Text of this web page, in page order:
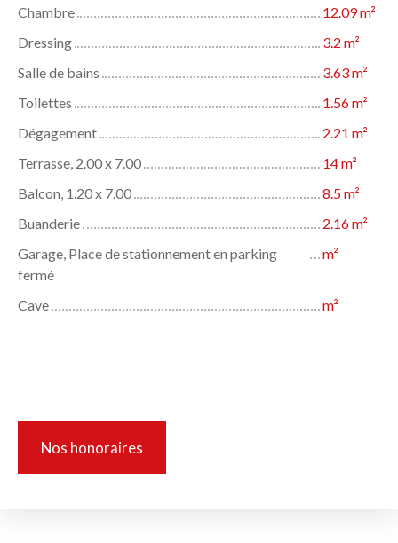
Chambre
12.09 m²
Dressing
3.2 m²
Salle de bains
3.63 m²
Toilettes
1.56 m²
Dégagement
2.21 m²
Terrasse, 2.00 x 7.00
14 m²
Balcon, 1.20 x 7.00
8.5 m²
Buanderie
2.16 m²
Garage, Place de stationnement en parking
fermé
m²
Cave m²
Nos honoraires